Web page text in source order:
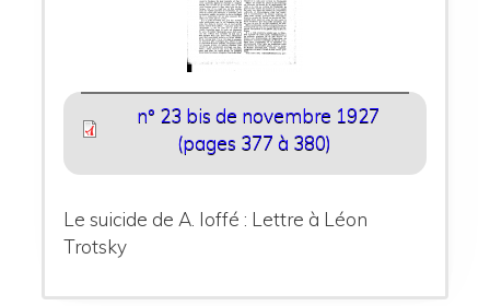
n° 23 bis de novembre 1927
(pages 377 à 380)
Le suicide de A. Ioffé : Lettre à Léon
Trotsky